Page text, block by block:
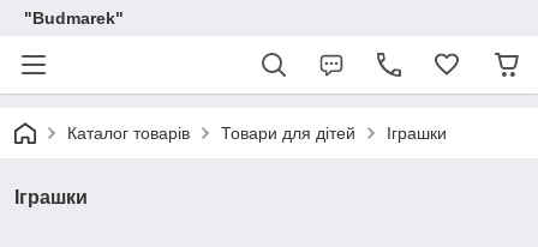
"Budmarek"
Каталог товарів Товари для дітей Іграшки
Іграшки